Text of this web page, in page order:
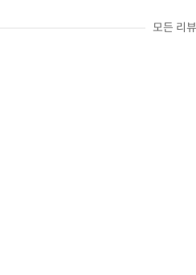
모든 리